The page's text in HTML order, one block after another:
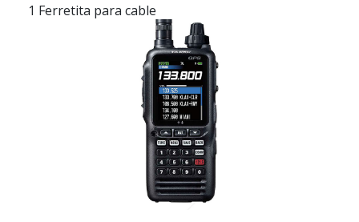
1 Ferretita para cable